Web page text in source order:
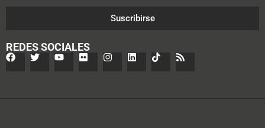
Suscribirse
REDES SOCIALES